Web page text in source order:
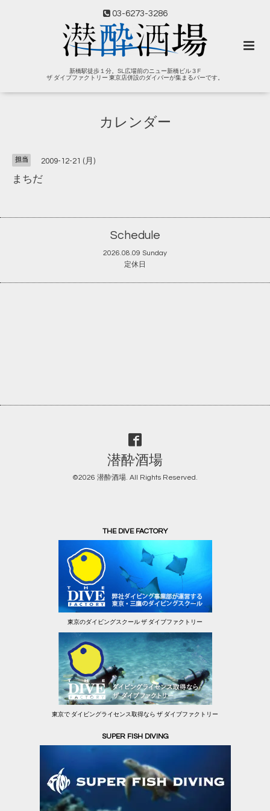
03-6273-3286
新橋駅徒歩１分。SL広場前のニュー新橋ビル３F
ザ ダイブファクトリー 東京店併設のダイバーが集まるバーです。
カレンダー
担当 2009-12-21 (月)
まちだ
Schedule
2026.08.09 Sunday
定休日
潜酔酒場
©2026 潜酔酒場. All Rights Reserved.
THE DIVE FACTORY
東京のダイビングスクール ザ ダイブファクトリー
東京で ダイビングライセンス取得なら ザ ダイブファクトリー
SUPER FISH DIVING